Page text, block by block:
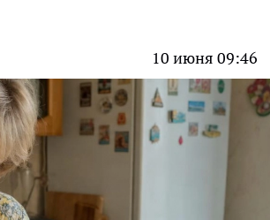
10 июня 09:46